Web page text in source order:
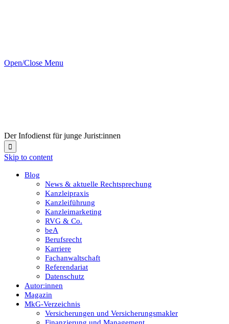
Open/Close Menu
Der Infodienst für junge Jurist:innen

Skip to content
Blog
News & aktuelle Rechtsprechung
Kanzleipraxis
Kanzleiführung
Kanzleimarketing
RVG & Co.
beA
Berufsrecht
Karriere
Fachanwaltschaft
Referendariat
Datenschutz
Autor:innen
Magazin
MkG-Verzeichnis
Versicherungen und Versicherungsmakler
Finanzierung und Management